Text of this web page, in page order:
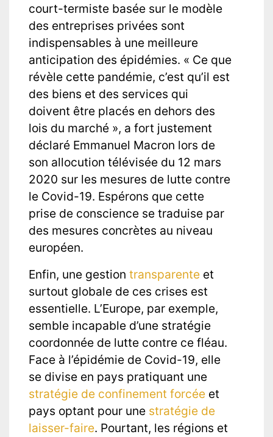
court-termiste basée sur le modèle
des entreprises privées sont
indispensables à une meilleure
anticipation des épidémies. « Ce que
révèle cette pandémie, c’est qu’il est
des biens et des services qui
doivent être placés en dehors des
lois du marché », a fort justement
déclaré Emmanuel Macron lors de
son allocution télévisée du 12 mars
2020 sur les mesures de lutte contre
le Covid-19. Espérons que cette
prise de conscience se traduise par
des mesures concrètes au niveau
européen.
Enfin, une gestion transparente et
surtout globale de ces crises est
essentielle. L’Europe, par exemple,
semble incapable d’une stratégie
coordonnée de lutte contre ce fléau.
Face à l’épidémie de Covid-19, elle
se divise en pays pratiquant une
stratégie de confinement forcée et
pays optant pour une stratégie de
laisser-faire. Pourtant, les régions et